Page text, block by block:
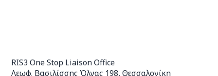
RIS3 One Stop Liaison Office
Λεωφ. Βασιλίσσης Όλγας 198, Θεσσαλονίκη